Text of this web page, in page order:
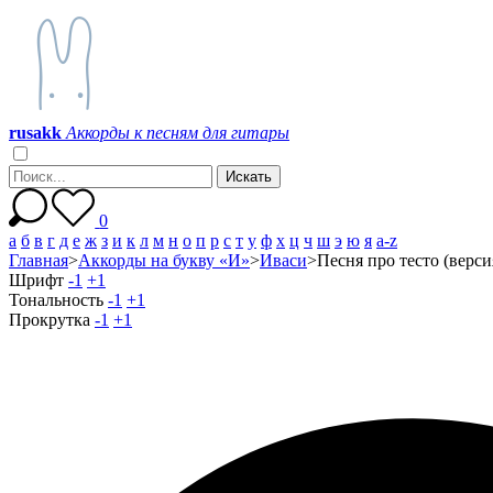
rusakk Аккорды к песням для гитары
0
а б в г д е ж з и к л м н о п р с т у ф х ц ч ш э ю я a-z
Главная>Аккорды на букву «И»>Иваси>Песня про тесто
Шрифт -1 +1
Тональность -1 +1
Прокрутка -1 +1